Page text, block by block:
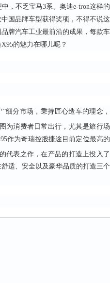
，不乏宝马3系、奥迪e-tron这样的
国品牌车型获得奖项，不得不说这
牌汽车工业最前沿的成果，每款车
的魅力在哪儿呢？
细分市场，秉持匠心造车的理念，
为消费者日常出行，尤其是旅行场
作为奇瑞控股捷途目前定位最高的
代表之作，在产品的打造上投入了
适、安全以及豪华品质的打造三个